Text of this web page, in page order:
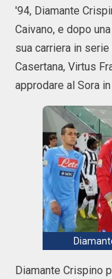
'94, Diamante
Caivano, e dopo
sua carriera in
Casertana, Virtus
approdare al Sora
Diamante Crispino